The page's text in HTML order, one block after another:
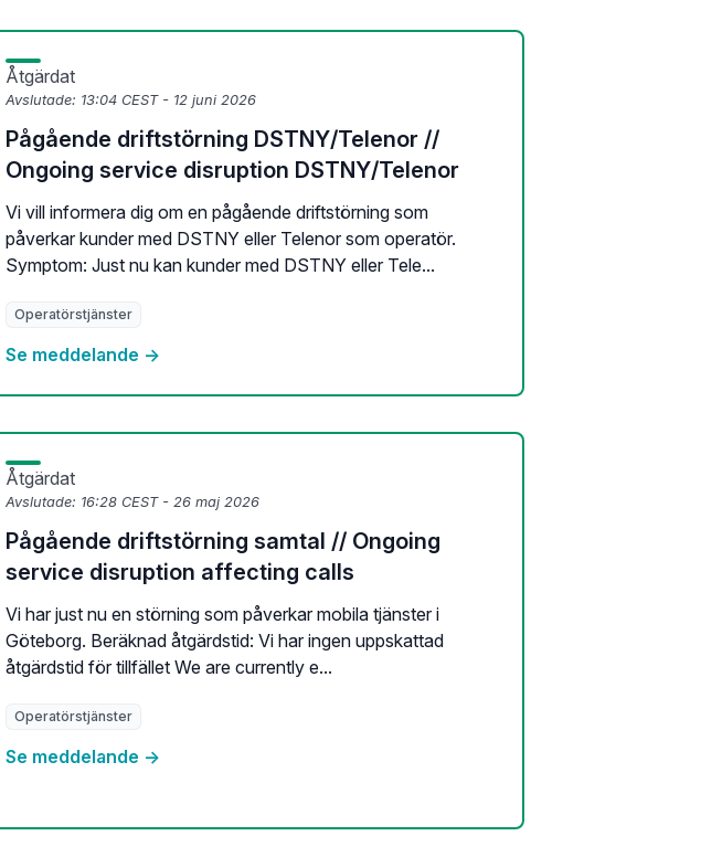
Åtgärdat
Avslutade: 13:04 CEST - 12 juni 2026
Pågående driftstörning DSTNY/Telenor //
Ongoing service disruption DSTNY/Telenor
Vi vill informera dig om en pågående driftstörning som
påverkar kunder med DSTNY eller Telenor som operatör.
Symptom: Just nu kan kunder med DSTNY eller Tele...
Operatörstjänster
Se meddelande →
Åtgärdat
Avslutade: 16:28 CEST - 26 maj 2026
Pågående driftstörning samtal // Ongoing
service disruption affecting calls
Vi har just nu en störning som påverkar mobila tjänster i
Göteborg. Beräknad åtgärdstid: Vi har ingen uppskattad
åtgärdstid för tillfället We are currently e...
Operatörstjänster
Se meddelande →